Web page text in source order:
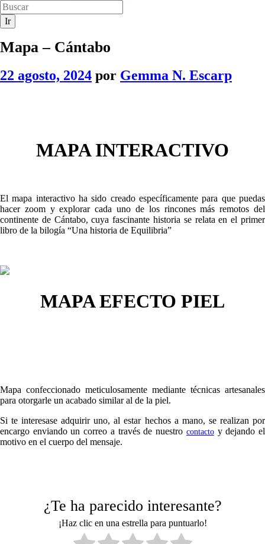
Mapa – Cántabo
22 agosto, 2024 por Gemma N. Escarp
MAPA INTERACTIVO
El mapa interactivo ha sido creado específicamente para que puedas
hacer zoom y explorar cada uno de los rincones más remotos del
continente de Cántabo, cuya fascinante historia se relata en el primer
libro de la bilogía “Una historia de Equilibria”
MAPA EFECTO PIEL
Mapa confeccionado meticulosamente mediante técnicas artesanales
para otorgarle un acabado similar al de la piel.
Si te interesase adquirir uno, al estar hechos a mano, se realizan por
encargo enviando un correo a través de nuestro contactoy dejando el
motivo en el cuerpo del mensaje.
¿Te ha parecido interesante?
¡Haz clic en una estrella para puntuarlo!